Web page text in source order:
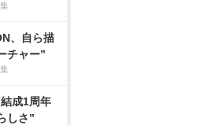
、自ら描
チャー”
成1周年
しさ”